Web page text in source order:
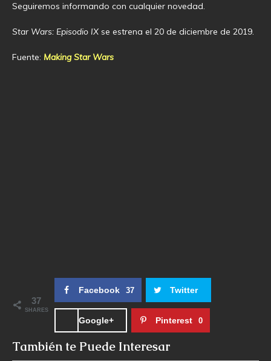
Seguiremos informando con cualquier novedad.
Star Wars: Episodio IX se estrena el 20 de diciembre de 2019.
Fuente: Making Star Wars
37
SHARES
Facebook 37 Twitter
Google+ Pinterest 0
También te Puede Interesar